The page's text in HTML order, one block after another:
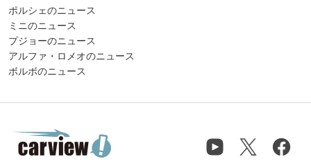
ポルシェのニュース
ミニのニュース
プジョーのニュース
アルファ・ロメオのニュース
ボルボのニュース